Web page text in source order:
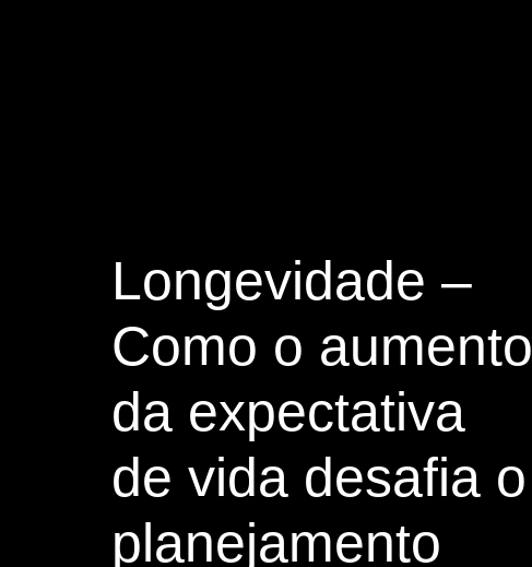
Longevidade –
Como o aumento
da expectativa
de vida desafia o
planejamento